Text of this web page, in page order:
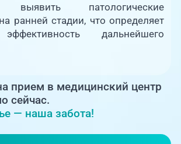
220-03-03
помощи
телефон для
Казахстана
выявить патологические
ранней стадии, что определяет
дальнейшего
прием в медицинский центр
сейчас.
— наша забота!